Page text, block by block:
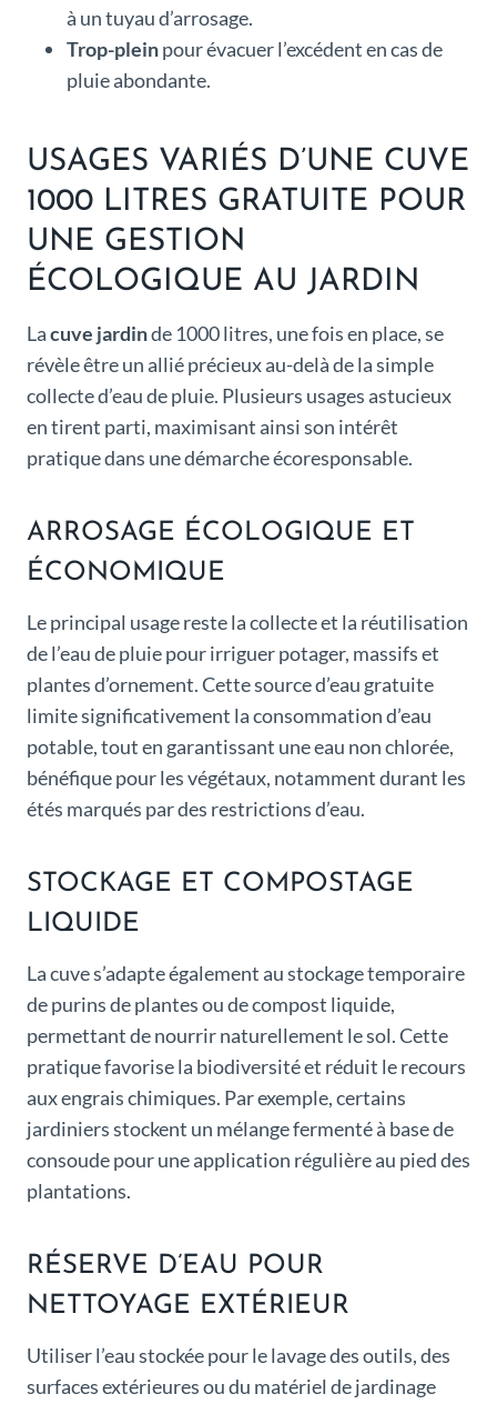
à un tuyau d’arrosage.
Trop-pleinpour évacuer l’excédent en cas de
pluie abondante.
USAGES VARIÉS D’UNE CUVE
1000 LITRES GRATUITE POUR
UNE GESTION
ÉCOLOGIQUE AU JARDIN
Lacuve jardinde 1000 litres, une fois en place, se
révèle être un allié précieux au-delà de la simple
collecte d’eau de pluie. Plusieurs usages astucieux
en tirent parti, maximisant ainsi son intérêt
pratique dans une démarche écoresponsable.
ARROSAGE ÉCOLOGIQUE ET
ÉCONOMIQUE
Le principal usage reste la collecte et la réutilisation
de l’eau de pluie pour irriguer potager, massifs et
plantes d’ornement. Cette source d’eau gratuite
limite significativement la consommation d’eau
potable, tout en garantissant une eau non chlorée,
bénéfique pour les végétaux, notamment durant les
étés marqués par des restrictions d’eau.
STOCKAGE ET COMPOSTAGE
LIQUIDE
La cuve s’adapte également au stockage temporaire
de purins de plantes ou de compost liquide,
permettant de nourrir naturellement le sol. Cette
pratique favorise la biodiversité et réduit le recours
aux engrais chimiques. Par exemple, certains
jardiniers stockent un mélange fermenté à base de
consoude pour une application régulière au pied des
plantations.
RÉSERVE D’EAU POUR
NETTOYAGE EXTÉRIEUR
Utiliser l’eau stockée pour le lavage des outils, des
surfaces extérieures ou du matériel de jardinage